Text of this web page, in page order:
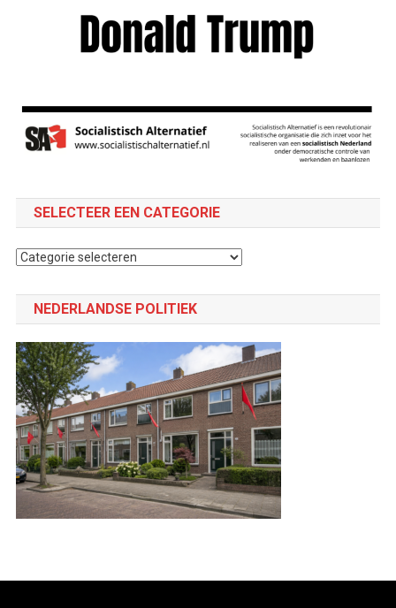
SELECTEER EEN CATEGORIE
Selecteer
NEDERLANDSE POLITIEK